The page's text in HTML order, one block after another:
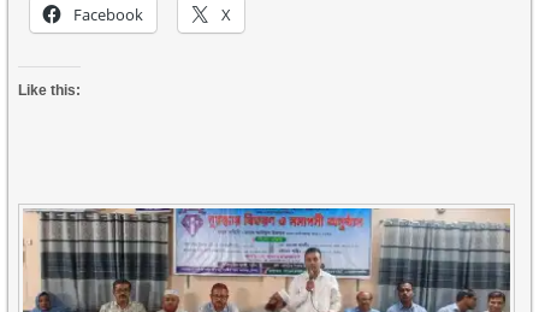
Facebook X
Like this: